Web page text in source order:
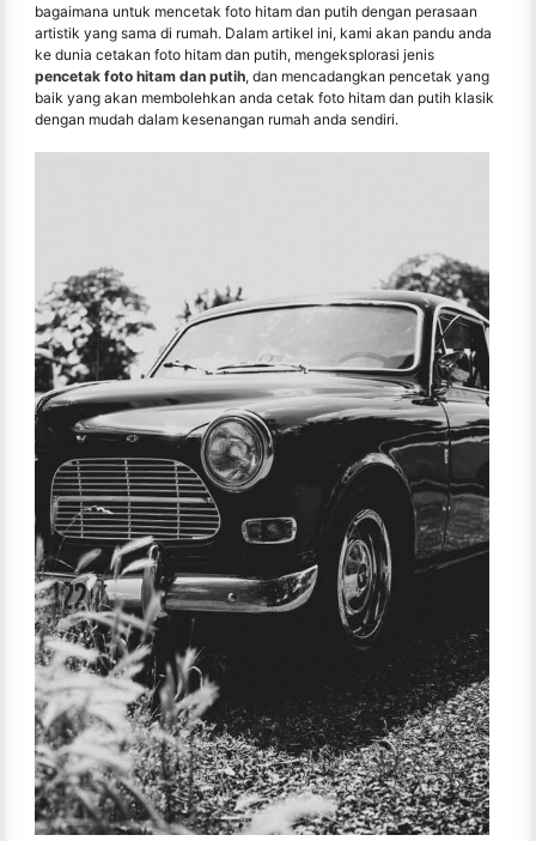
bagaimana untuk mencetak foto hitam dan putih dengan perasaan
artistik yang sama di rumah. Dalam artikel ini, kami akan pandu anda
ke dunia cetakan foto hitam dan putih, mengeksplorasi jenis
pencetak foto hitam dan putih, dan mencadangkan pencetak yang
baik yang akan membolehkan anda cetak foto hitam dan putih klasik
dengan mudah dalam kesenangan rumah anda sendiri.